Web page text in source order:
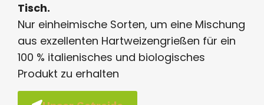
Tisch.
Nur einheimische Sorten, um eine Mischung
aus exzellenten Hartweizengrießen für ein
100 % italienisches und biologisches
Produkt zu erhalten